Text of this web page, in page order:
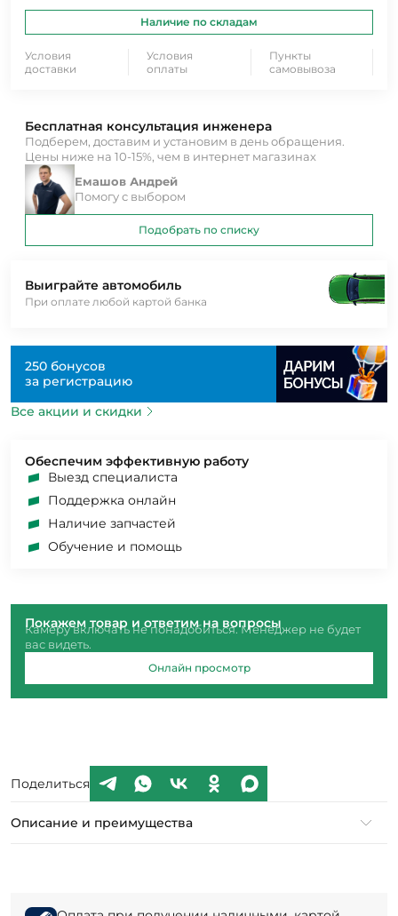
Наличие по складам
Условия
доставки
Условия
оплаты
Пункты
самовывоза
Выиграйте автомобиль
При оплате любой картой банка
250 бонусов
за регистрацию
Все акции и скидки
Обеспечим эффективную работу
Выезд специалиста
Поддержка онлайн
Наличие запчастей
Обучение и помощь
Покажем товар и ответим на вопросы
Камеру включать не понадобиться. Менеджер не будет
вас видеть.
Онлайн просмотр
Бесплатная консультация инженера
Подберем, доставим и установим в день обращения.
Цены ниже на 10-15%, чем в интернет магазинах
Емашов Андрей
Помогу с выбором
Подобрать по списку
Поделиться
Описание и преимущества